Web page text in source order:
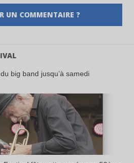
UN COMMENTAIRE ?
big band jusqu’à samedi